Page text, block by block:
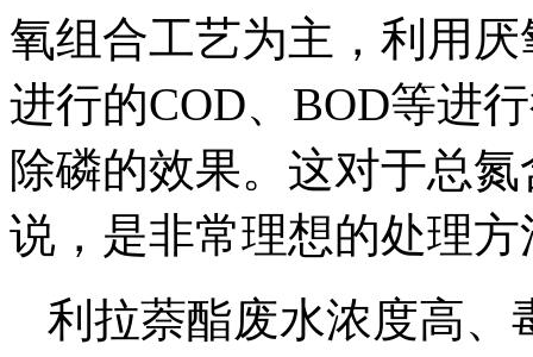
氧组合工艺为主，利用
进行的COD、BOD等进
除磷的效果。这对于总
说，是非常理想的处理方
利拉萘酯废水浓度高、